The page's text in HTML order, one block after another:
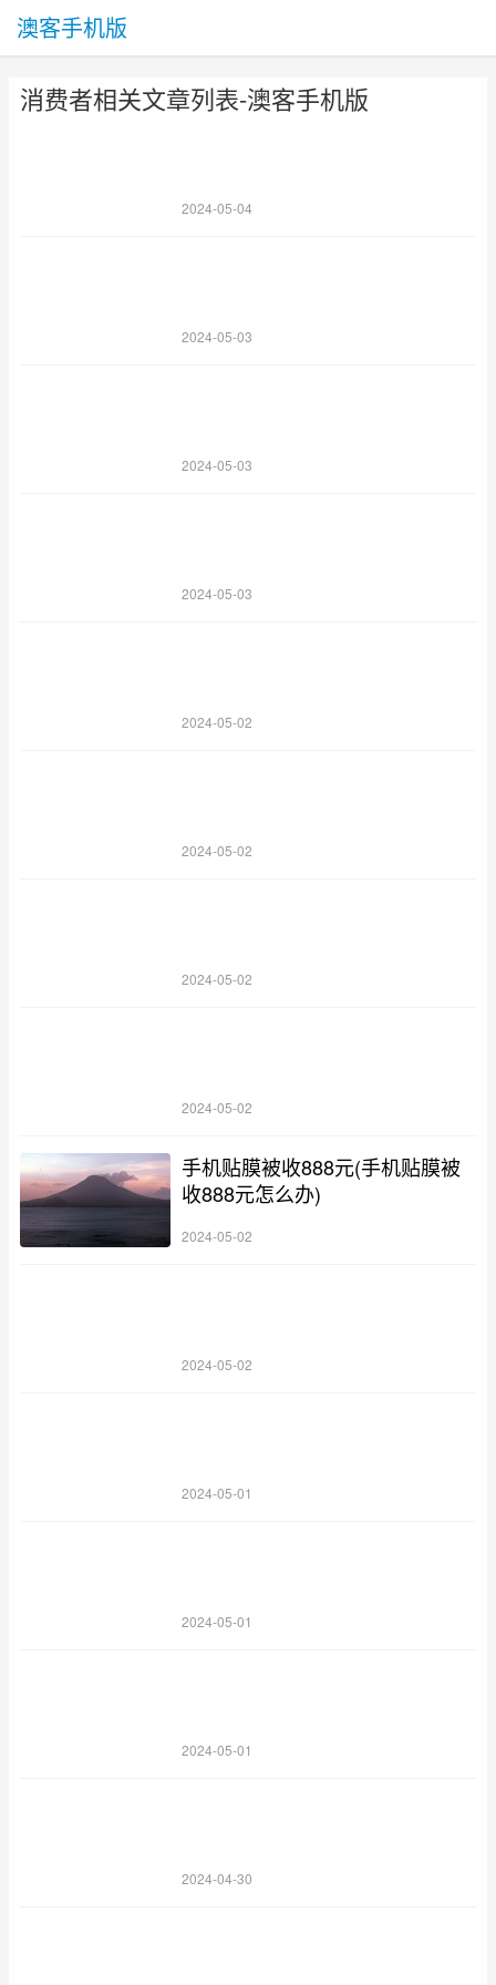
澳客手机版
消费者相关文章列表-澳客手机版
2024-05-04
2024-05-03
2024-05-03
2024-05-03
2024-05-02
2024-05-02
2024-05-02
2024-05-02
手机贴膜被收888元(手机贴膜被
收888元怎么办)
2024-05-02
2024-05-02
2024-05-01
2024-05-01
2024-05-01
2024-04-30